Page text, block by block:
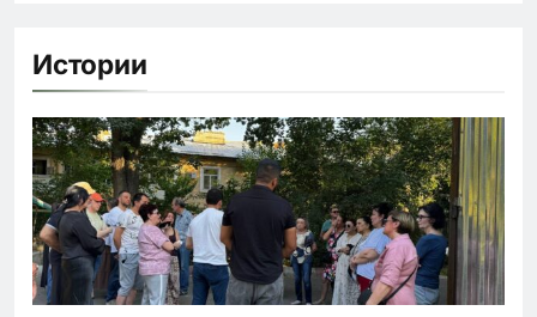
Истории